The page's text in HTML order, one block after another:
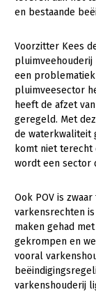
en bestaande
Voorzitter Kees
een
pluimveesector
heeft de afzet
geregeld. Met
de waterkwaliteit
komt niet terecht
wordt een sector
Ook POV is
varkensrechten
maken gehad
gekrompen en
vooral
varkenshouderij